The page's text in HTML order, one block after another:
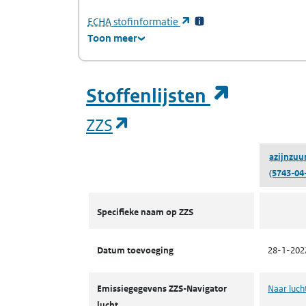
ECHA(Europees Agentschap voor chemische
stofinformatie
(opent in een nieuw
Toon meer
Stoffenlijsten
ZZS
(5743-
Specifieke naam op ZZS
Datum toevoeging 28-1-
Emissiegegevens ZZS-Navigator
Naar